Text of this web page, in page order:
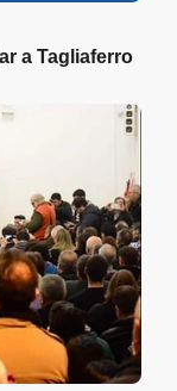
a Tagliaferro